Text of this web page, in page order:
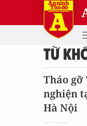
TỪ
Tháo
nghiện
Hà Nội